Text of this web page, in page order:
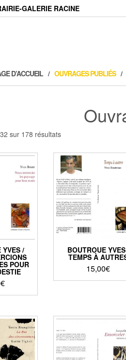
GALERIE RACINE
D’ACCUEIL OUVRAGES PUBLIÉS
sur 178 résultats
YVES /
POUR
€
BOUTROUE
TEMPS À
15,00€